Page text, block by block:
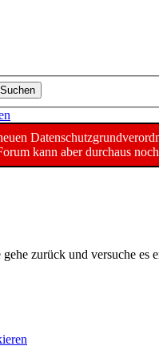
kann aber durchaus
zurück und versuche es